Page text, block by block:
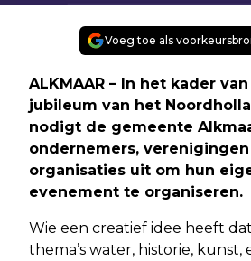
Voeg toe als
ALKMAAR – In het kader
jubileum van het
nodigt de gemeente
ondernemers,
organisaties uit om hun
evenement te organiseren.
Wie een creatief idee heeft
thema’s water, historie, kunst,